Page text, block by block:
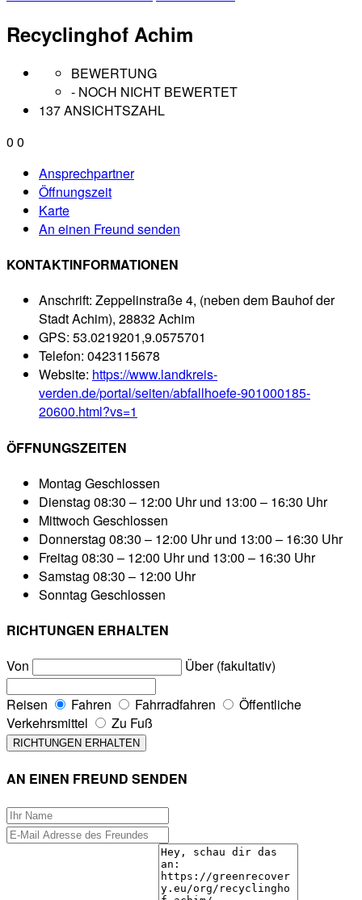
Recyclinghof Achim
BEWERTUNG
- NOCH NICHT BEWERTET
137 ANSICHTSZAHL
0 0
Ansprechpartner
Öffnungszeit
Karte
An einen Freund senden
KONTAKTINFORMATIONEN
Anschrift: Zeppelinstraße 4, (neben dem Bauhof der
Stadt Achim), 28832 Achim
GPS: 53.0219201,9.0575701
Telefon: 0423115678
Website: https://www.landkreis-
verden.de/portal/seiten/abfallhoefe-901000185-
20600.html?vs=1
ÖFFNUNGSZEITEN
Montag Geschlossen
Dienstag 08:30 – 12:00 Uhr und 13:00 – 16:30 Uhr
Mittwoch Geschlossen
Donnerstag 08:30 – 12:00 Uhr und 13:00 – 16:30 Uhr
Freitag 08:30 – 12:00 Uhr und 13:00 – 16:30 Uhr
Samstag 08:30 – 12:00 Uhr
Sonntag Geschlossen
RICHTUNGEN ERHALTEN
Von
Über (fakultativ)
Reisen Fahren Fahrradfahren
Öffentliche
Verkehrsmittel
Zu Fuß
AN EINEN FREUND SENDEN